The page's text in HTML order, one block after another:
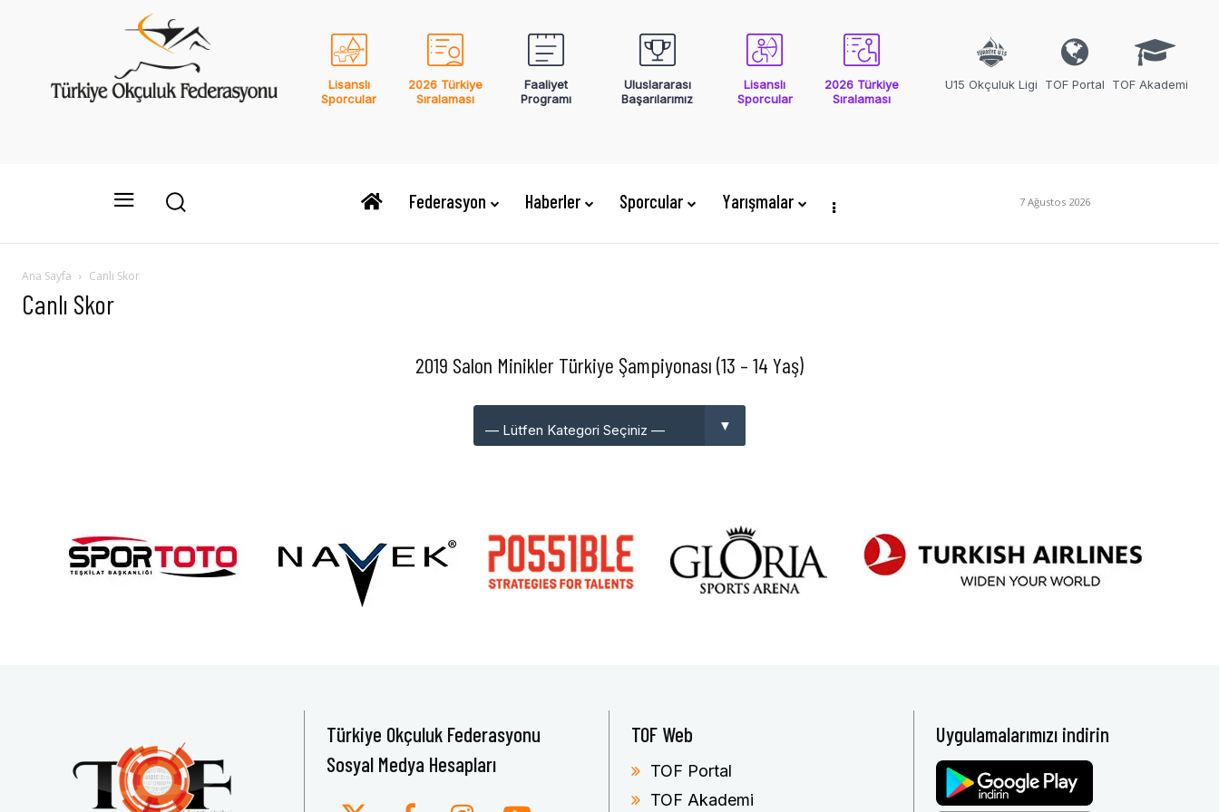
Lisanslı
Sporcular
2026 Türkiye
Sıralaması
Faaliyet
Programı
Uluslararası
Başarılarımız
Lisanslı
Sporcular
2026 Türkiye
Sıralaması
U15 Okçuluk Ligi TOF Portal TOF Akademi
Federasyon Haberler Sporcular Yarışmalar 7 Ağustos 2026
Ana Sayfa Canlı Skor
Canlı Skor
2019 Salon Minikler Türkiye Şampiyonası (13 – 14 Yaş)
Türkiye Okçuluk Federasyonu
Sosyal Medya Hesapları
TOF Web
TOF Portal
TOF Akademi
Uygulamalarımızı indirin